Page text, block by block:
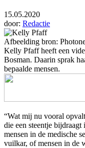
15.05.2020
door: Redactie
Afbeelding bron:
Kelly Pfaff heeft een
Bosman. Daarin sprak
bepaalde mensen.
“Wat mij nu vooral
die een steentje
mensen in de medische
vuilkar, of mensen in de